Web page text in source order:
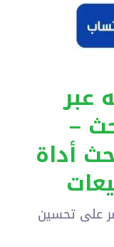
عبر
–
أداة
على تحسين